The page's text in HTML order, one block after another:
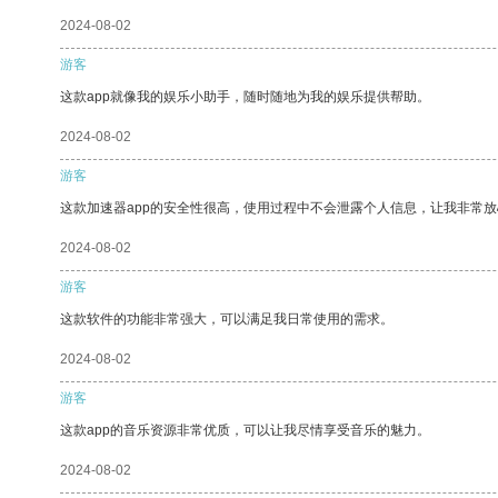
2024-08-02
游客
这款app就像我的娱乐小助手，随时随地为我的娱乐提供帮助。
2024-08-02
游客
这款加速器app的安全性很高，使用过程中不会泄露个人信息，让我非常
2024-08-02
游客
这款软件的功能非常强大，可以满足我日常使用的需求。
2024-08-02
游客
这款app的音乐资源非常优质，可以让我尽情享受音乐的魅力。
2024-08-02